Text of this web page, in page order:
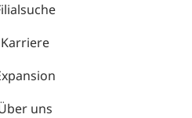
Karriere
uns